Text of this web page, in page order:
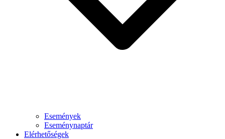
Események
Eseménynaptár
Elérhetőségek